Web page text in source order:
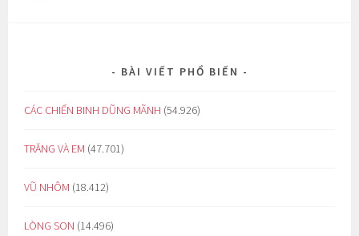
BÀI VIẾT PHỔ BIẾN
CÁC CHIẾN BINH DŨNG MÃNH (54.926)
TRĂNG VÀ EM (47.701)
VŨ NHÔM (18.412)
LÒNG SON (14.496)